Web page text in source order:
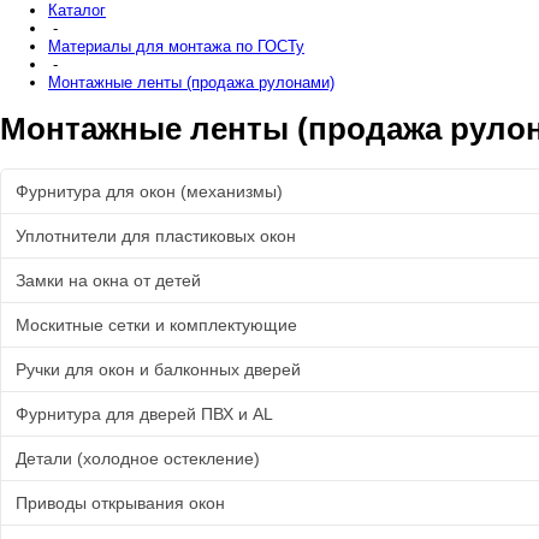
Каталог
-
Материалы для монтажа по ГОСТу
-
Монтажные ленты (продажа рулонами)
Монтажные ленты (продажа
Фурнитура для окон (механизмы)
Уплотнители для пластиковых окон
Замки на окна от детей
Москитные сетки и комплектующие
Ручки для окон и балконных дверей
Фурнитура для дверей ПВХ и AL
Детали (холодное остекление)
Приводы открывания окон